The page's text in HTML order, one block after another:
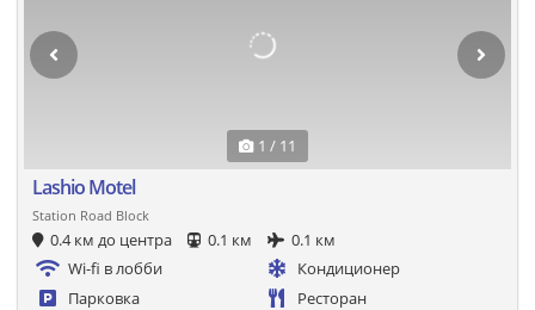
1 / 11
Lashio Motel
Station Road Block
0.4 км до центра 0.1 км
0.1 км
Wi-fi в лобби
Кондиционер
Парковка
Ресторан